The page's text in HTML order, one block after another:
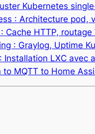
Kubernetes
: Architecture pod,
Cache HTTP, routage
: Graylog, Uptime
Installation LXC avec
to MQTT to Home